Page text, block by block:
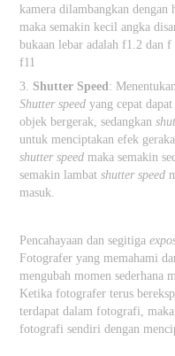
kamera dilambangkan dengan
maka semakin kecil angka
bukaan lebar adalah f1.2 dan
f11
3. Shutter Speed:
Shutter speed yang cepat
objek bergerak, sedangkan
untuk menciptakan efek
shutter speed maka semakin
semakin lambatshutter speed
masuk.
Pencahayaan dan segitiga
Fotografer yang memahami
mengubah momen sederhana
Ketika fotografer terus
terdapat dalam fotografi,
fotografi sendiri dengan